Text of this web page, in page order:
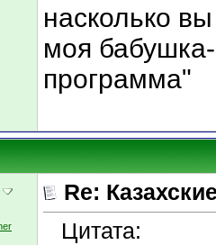
насколько
моя
программа"
Re:
Цитата: